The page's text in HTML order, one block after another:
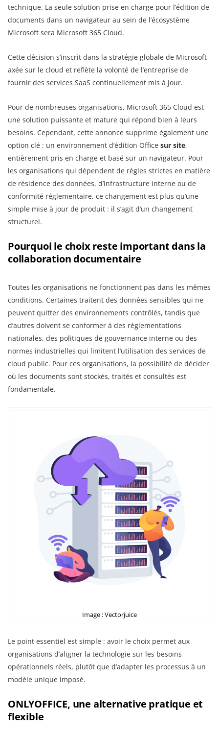
technique. La seule solution prise en charge pour l’édition de
documents dans un navigateur au sein de l’écosystème
Microsoft sera Microsoft 365 Cloud.
Cette décision s’inscrit dans la stratégie globale de Microsoft
axée sur le cloud et reflète la volonté de l’entreprise de
fournir des services SaaS continuellement mis à jour.
Pour de nombreuses organisations, Microsoft 365 Cloud est
une solution puissante et mature qui répond bien à leurs
besoins. Cependant, cette annonce supprime également une
option clé : un environnement d’édition Office sur site,
entièrement pris en charge et basé sur un navigateur. Pour
les organisations qui dépendent de règles strictes en matière
de résidence des données, d’infrastructure interne ou de
conformité réglementaire, ce changement est plus qu’une
simple mise à jour de produit : il s’agit d’un changement
structurel.
Pourquoi le choix reste important dans la
collaboration documentaire
Toutes les organisations ne fonctionnent pas dans les mêmes
conditions. Certaines traitent des données sensibles qui ne
peuvent quitter des environnements contrôlés, tandis que
d’autres doivent se conformer à des réglementations
nationales, des politiques de gouvernance interne ou des
normes industrielles qui limitent l’utilisation des services de
cloud public. Pour ces organisations, la possibilité de décider
où les documents sont stockés, traités et consultés est
fondamentale.
Image : Vectorjuice
Le point essentiel est simple : avoir le choix permet aux
organisations d’aligner la technologie sur les besoins
opérationnels réels, plutôt que d’adapter les processus à un
modèle unique imposé.
ONLYOFFICE, une alternative pratique et
flexible